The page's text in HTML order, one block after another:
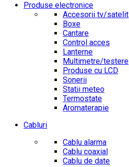
Produse electronice
Accesorii tv/satelit
Boxe
Cantare
Control acces
Lanterne
Multimetre/testere
Produse cu LCD
Sonerii
Statii meteo
Termostate
Aromaterapie
Cabluri
Cablu alarma
Cablu coaxial
Cablu de date